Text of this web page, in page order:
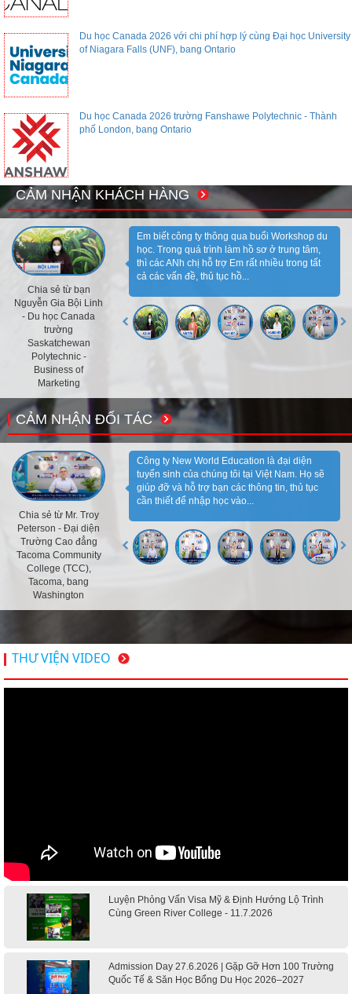
Du học Canada 2026 với chi phí hợp lý cùng Đại học University
of Niagara Falls (UNF), bang Ontario
Du học Canada 2026 trường Fanshawe Polytechnic - Thành
phố London, bang Ontario
CẢM NHẬN KHÁCH HÀNG
Chia sẻ từ bạn
Nguyễn Gia Bội Linh
- Du học Canada
trường
Saskatchewan
Polytechnic -
Business of
Marketing
Em biết công ty thông qua buổi Workshop du
học. Trong quá trình làm hồ sơ ở trung tâm,
thì các ANh chị hỗ trợ Em rất nhiều trong tất
cả các vấn đề, thủ tục hồ...
CẢM NHẬN ĐỐI TÁC
Chia sẻ từ Mr. Troy
Peterson - Đại diện
Trường Cao đẳng
Tacoma Community
College (TCC),
Tacoma, bang
Washington
Công ty New World Education là đại diện
tuyển sinh của chúng tôi tại Việt Nam. Họ sẽ
giúp đỡ và hỗ trợ bạn các thông tin, thủ tục
cần thiết để nhập học vào...
THƯ VIỆN VIDEO
Luyện Phỏng Vấn Visa Mỹ & Định Hướng Lộ Trình
Cùng Green River College - 11.7.2026
Admission Day 27.6.2026 | Gặp Gỡ Hơn 100 Trường
Quốc Tế & Săn Học Bổng Du Học 2026–2027